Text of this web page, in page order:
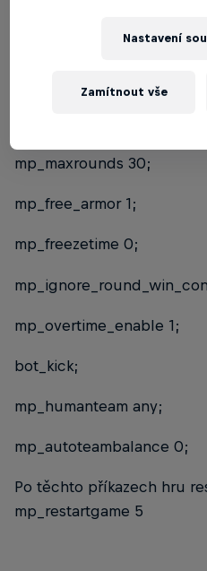
Global Offensive
mp_maxrounds 30;
mp_free_armor 1;
mp_freezetime 0;
mp_overtime_enable 1;
bot_kick;
mp_humanteam any;
mp_autoteambalance 0;
Po těchto příkazech hru
mp_restartgame 5
Nastavení
Zamítnout vše